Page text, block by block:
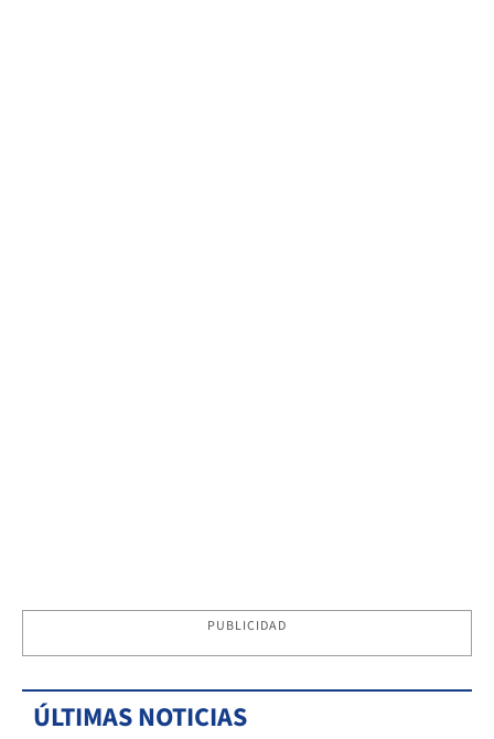
PUBLICIDAD
ÚLTIMAS NOTICIAS